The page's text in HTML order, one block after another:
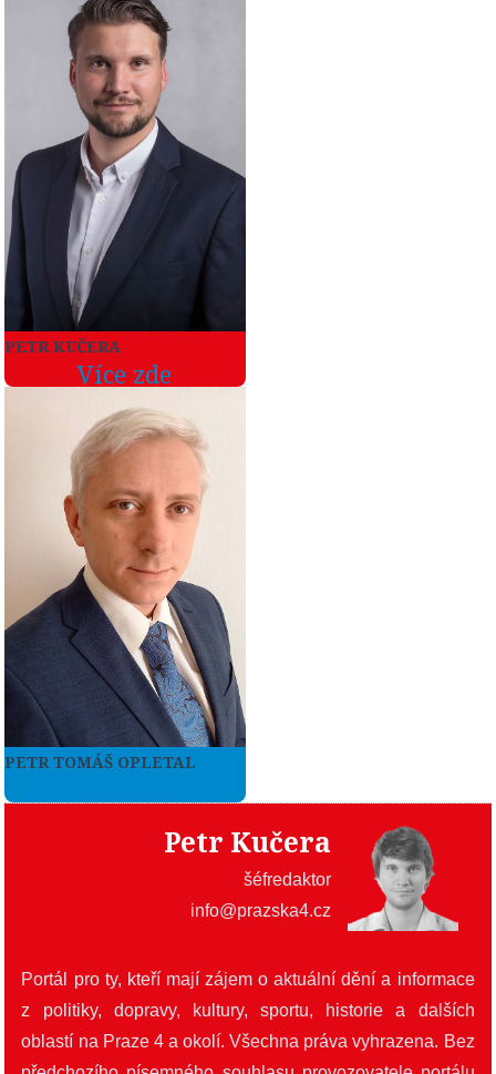
PETR KUČERA
Více zde
PETR TOMÁŠ OPLETAL
Petr Kučera
šéfredaktor
info@prazska4.cz
Portál pro ty, kteří mají zájem o aktuální dění a informace
z politiky, dopravy, kultury, sportu, historie a dalších
oblastí na Praze 4 a okolí. Všechna práva vyhrazena. Bez